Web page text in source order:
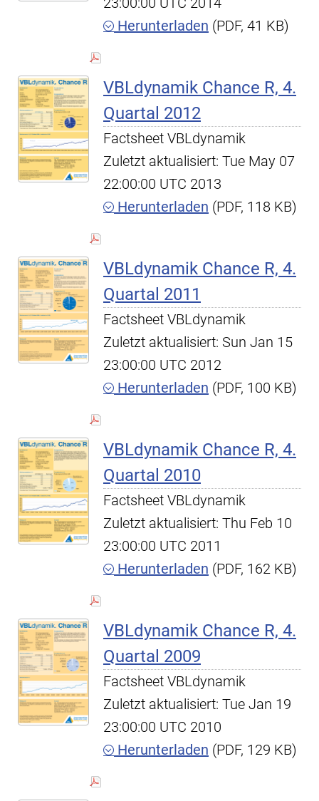
Herunterladen (PDF, 41 KB)
VBLdynamik Chance R, 4.
Quartal 2012
Factsheet VBLdynamik
Zuletzt aktualisiert: Tue May 07
22:00:00 UTC 2013
Herunterladen (PDF, 118 KB)
VBLdynamik Chance R, 4.
Quartal 2011
Factsheet VBLdynamik
Zuletzt aktualisiert: Sun Jan 15
23:00:00 UTC 2012
Herunterladen (PDF, 100 KB)
VBLdynamik Chance R, 4.
Quartal 2010
Factsheet VBLdynamik
Zuletzt aktualisiert: Thu Feb 10
23:00:00 UTC 2011
Herunterladen (PDF, 162 KB)
VBLdynamik Chance R, 4.
Quartal 2009
Factsheet VBLdynamik
Zuletzt aktualisiert: Tue Jan 19
23:00:00 UTC 2010
Herunterladen (PDF, 129 KB)